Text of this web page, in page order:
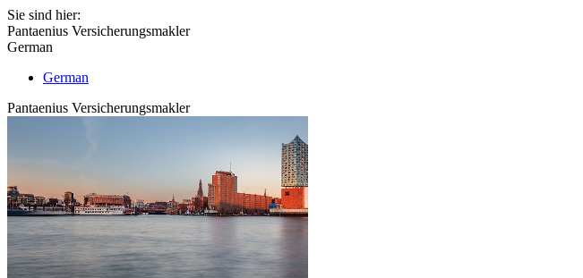
Sie sind hier:
Pantaenius Versicherungsmakler
German
German
Pantaenius Versicherungsmakler